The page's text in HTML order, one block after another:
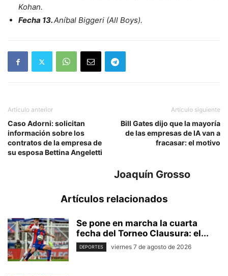
Kohan.
Fecha 13.Aníbal Biggeri (All Boys).
Artículo anterior
Caso Adorni: solicitan
información sobre los
contratos de la empresa de
su esposa Bettina Angeletti
Artículo siguiente
Bill Gates dijo que la mayoría
de las empresas de IA van a
fracasar: el motivo
Joaquín Grosso
Artículos relacionados
Se pone en marcha la cuarta
fecha del Torneo Clausura: el...
DEPORTES viernes 7 de agosto de 2026